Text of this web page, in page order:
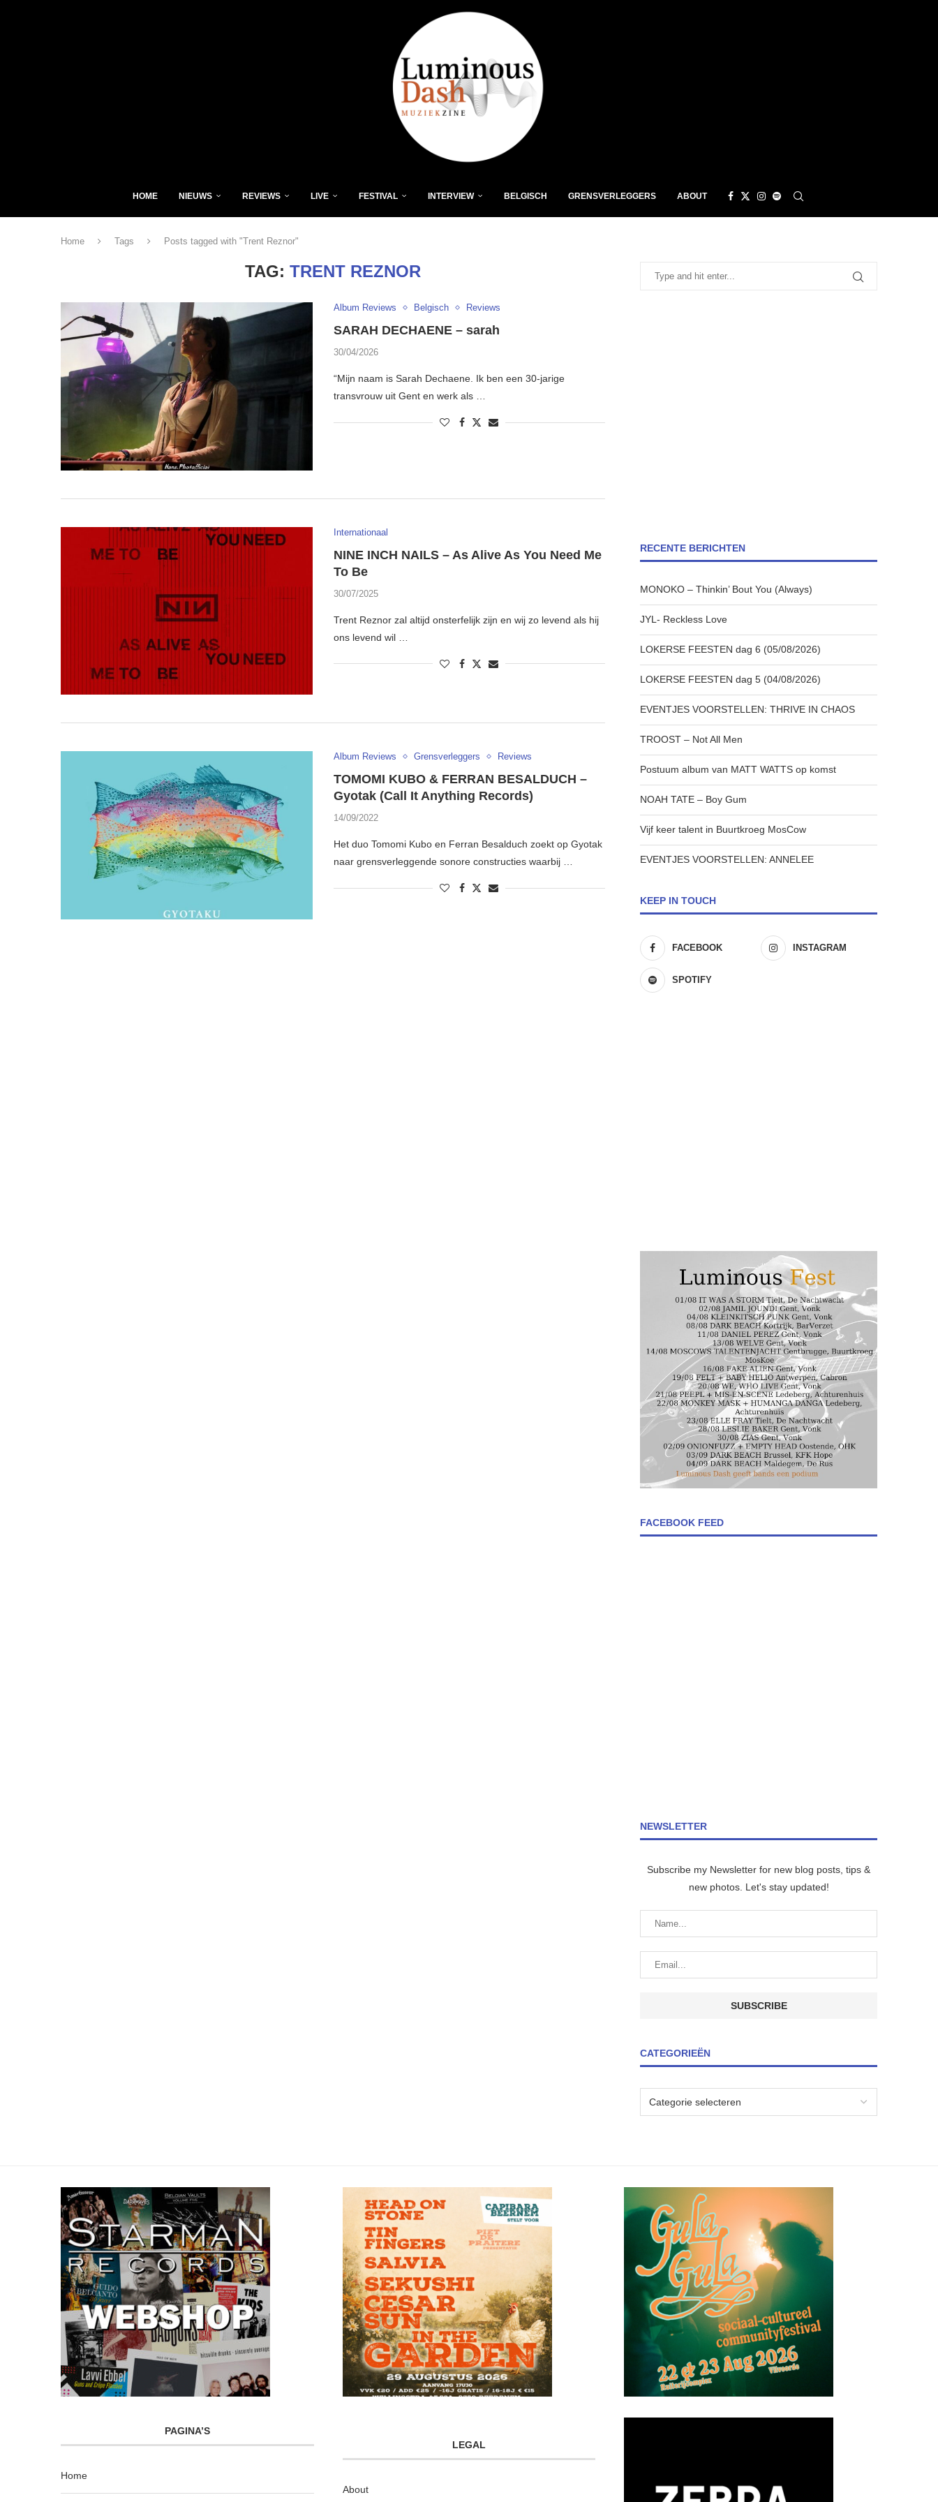
HOME NIEUWS REVIEWS LIVE FESTIVAL INTERVIEW BELGISCH GRENSVERLEGGERS ABOUT
Home Tags Posts tagged with "Trent Reznor"
TAG: TRENT REZNOR
Album Reviews Belgisch Reviews
SARAH DECHAENE – sarah
30/04/2026
“Mijn naam is Sarah Dechaene. Ik ben een 30-jarige
transvrouw uit Gent en werk als …
Internationaal
NINE INCH NAILS – As Alive As You Need Me
To Be
30/07/2025
Trent Reznor zal altijd onsterfelijk zijn en wij zo levend als hij
ons levend wil …
Album Reviews Grensverleggers Reviews
TOMOMI KUBO & FERRAN BESALDUCH –
Gyotak (Call It Anything Records)
14/09/2022
Het duo Tomomi Kubo en Ferran Besalduch zoekt op Gyotak
naar grensverleggende sonore constructies waarbij …
RECENTE BERICHTEN
MONOKO – Thinkin’ Bout You (Always)
JYL- Reckless Love
LOKERSE FEESTEN dag 6 (05/08/2026)
LOKERSE FEESTEN dag 5 (04/08/2026)
EVENTJES VOORSTELLEN: THRIVE IN CHAOS
TROOST – Not All Men
Postuum album van MATT WATTS op komst
NOAH TATE – Boy Gum
Vijf keer talent in Buurtkroeg MosCow
EVENTJES VOORSTELLEN: ANNELEE
KEEP IN TOUCH
FACEBOOK INSTAGRAM
SPOTIFY
FACEBOOK FEED
NEWSLETTER
Subscribe my Newsletter for new blog posts, tips &
new photos. Let's stay updated!
CATEGORIEËN
PAGINA’S
Home
LEGAL
About